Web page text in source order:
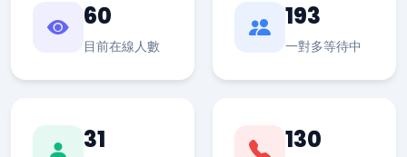
60
目前在線人數
193
一對多等待中
31 130